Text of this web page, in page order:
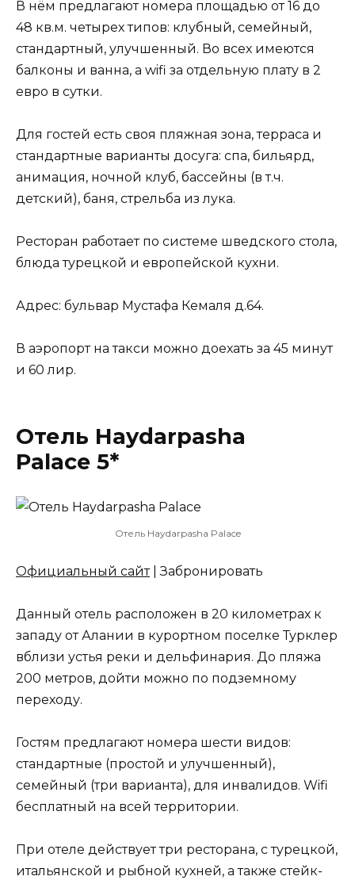
В нём предлагают номера площадью от 16 до
48 кв.м. четырех типов: клубный, семейный,
стандартный, улучшенный. Во всех имеются
балконы и ванна, а wifi за отдельную плату в 2
евро в сутки.
Для гостей есть своя пляжная зона, терраса и
стандартные варианты досуга: спа, бильярд,
анимация, ночной клуб, бассейны (в т.ч.
детский), баня, стрельба из лука.
Ресторан работает по системе шведского стола,
блюда турецкой и европейской кухни.
Адрес: бульвар Мустафа Кемаля д.64.
В аэропорт на такси можно доехать за 45 минут
и 60 лир.
Отель Haydarpasha
Palace 5*
Отель Haydarpasha Palace
Официальный сайт| Забронировать
Данный отель расположен в 20 километрах к
западу от Алании в курортном поселке Турклер
вблизи устья реки и дельфинария. До пляжа
200 метров, дойти можно по подземному
переходу.
Гостям предлагают номера шести видов:
стандартные (простой и улучшенный),
семейный (три варианта), для инвалидов. Wifi
бесплатный на всей территории.
При отеле действует три ресторана, с турецкой,
итальянской и рыбной кухней, а также стейк-